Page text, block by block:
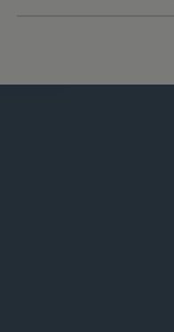
Comunicados